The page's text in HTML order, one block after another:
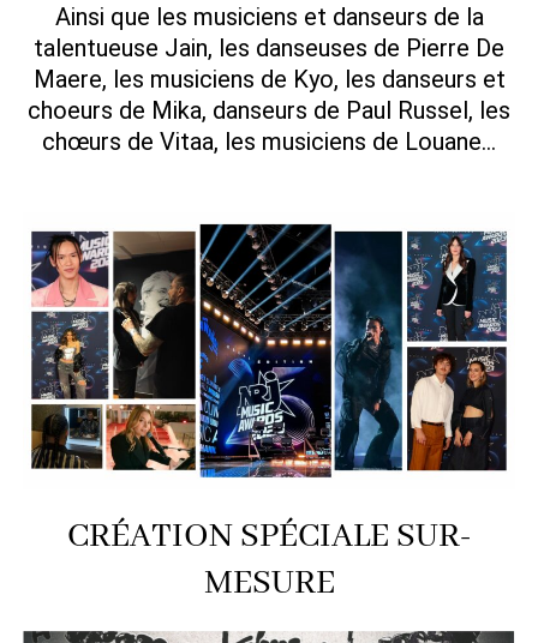
Ainsi que les musiciens et danseurs de la
talentueuse Jain, les danseuses de Pierre De
Maere, les musiciens de Kyo, les danseurs et
choeurs de Mika, danseurs de Paul Russel, les
chœurs de Vitaa, les musiciens de Louane…
CRÉATION SPÉCIALE SUR-
MESURE